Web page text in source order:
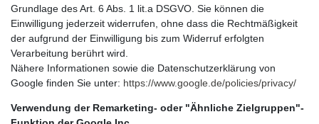
Grundlage des Art. 6 Abs. 1 lit.a DSGVO. Sie können die
Einwilligung jederzeit widerrufen, ohne dass die Rechtmäßigkeit
der aufgrund der Einwilligung bis zum Widerruf erfolgten
Verarbeitung berührt wird.
Nähere Informationen sowie die Datenschutzerklärung von
Google finden Sie unter: https://www.google.de/policies/privacy/
Verwendung der Remarketing- oder "Ähnliche Zielgruppen"-